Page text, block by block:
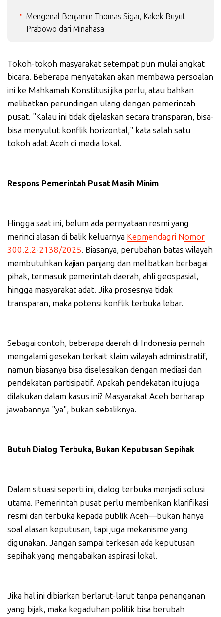
Mengenal Benjamin Thomas Sigar, Kakek Buyut
Prabowo dari Minahasa
Tokoh-tokoh masyarakat setempat pun mulai angkat
bicara. Beberapa menyatakan akan membawa persoalan
ini ke Mahkamah Konstitusi jika perlu, atau bahkan
melibatkan perundingan ulang dengan pemerintah
pusat. "Kalau ini tidak dijelaskan secara transparan, bisa-
bisa menyulut konflik horizontal," kata salah satu
tokoh adat Aceh di media lokal.
Respons Pemerintah Pusat Masih Minim
Hingga saat ini, belum ada pernyataan resmi yang
merinci alasan di balik keluarnya Kepmendagri Nomor
300.2.2-2138/2025. Biasanya, perubahan batas wilayah
membutuhkan kajian panjang dan melibatkan berbagai
pihak, termasuk pemerintah daerah, ahli geospasial,
hingga masyarakat adat. Jika prosesnya tidak
transparan, maka potensi konflik terbuka lebar.
Sebagai contoh, beberapa daerah di Indonesia pernah
mengalami gesekan terkait klaim wilayah administratif,
namun biasanya bisa diselesaikan dengan mediasi dan
pendekatan partisipatif. Apakah pendekatan itu juga
dilakukan dalam kasus ini? Masyarakat Aceh berharap
jawabannya "ya", bukan sebaliknya.
Butuh Dialog Terbuka, Bukan Keputusan Sepihak
Dalam situasi seperti ini, dialog terbuka menjadi solusi
utama. Pemerintah pusat perlu memberikan klarifikasi
resmi dan terbuka kepada publik Aceh—bukan hanya
soal alasan keputusan, tapi juga mekanisme yang
digunakan. Jangan sampai terkesan ada keputusan
sepihak yang mengabaikan aspirasi lokal.
Jika hal ini dibiarkan berlarut-larut tanpa penanganan
yang bijak, maka kegaduhan politik bisa berubah